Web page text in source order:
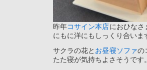
昨年コサイン本店におひなさ
にもに洋にもしっくり合いま
サクラの花と お昼寝ソファの
たた寝が気持ちよさそうです